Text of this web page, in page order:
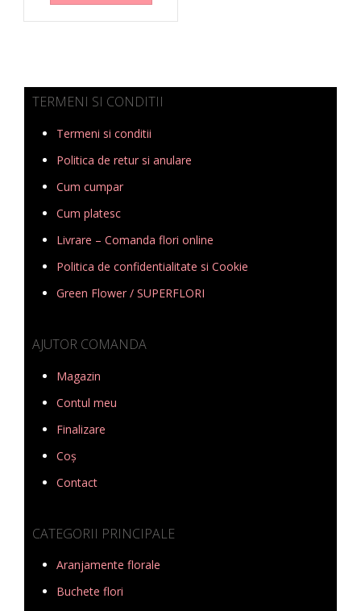
TERMENI SI CONDITII
Termeni si conditii
Politica de retur si anulare
Cum cumpar
Cum platesc
Livrare – Comanda flori online
Politica de confidentialitate si Cookie
Green Flower / SUPERFLORI
AJUTOR COMANDA
Magazin
Contul meu
Finalizare
Coș
Contact
CATEGORII PRINCIPALE
Aranjamente florale
Buchete flori